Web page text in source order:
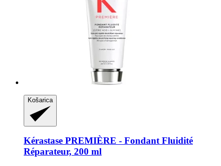
Košarica
Kérastase PREMIÈRE -​ Fondant Fluidité
Réparateur, 200 ml